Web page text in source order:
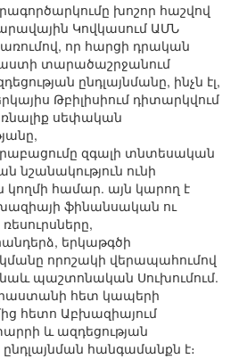
խոշոր հաշվով
Կովկասում ԱՄՆ
որ հարցի դրական
տարածաշրջանում
ընդլայնմանը, ինչն էլ,
Թբիլիսիում դիտարկվում
սեփական
զգալի տնտեսական
նշանակություն ունի
համար. այն կարող է
ֆինանսական ու
երկաթգծի
որոշակի վերապահումով
նաև պաշտոնական Սուխումում.
հետ կապերի
հետո Աբխազիայում
և ազդեցության
հանգամանքն է։